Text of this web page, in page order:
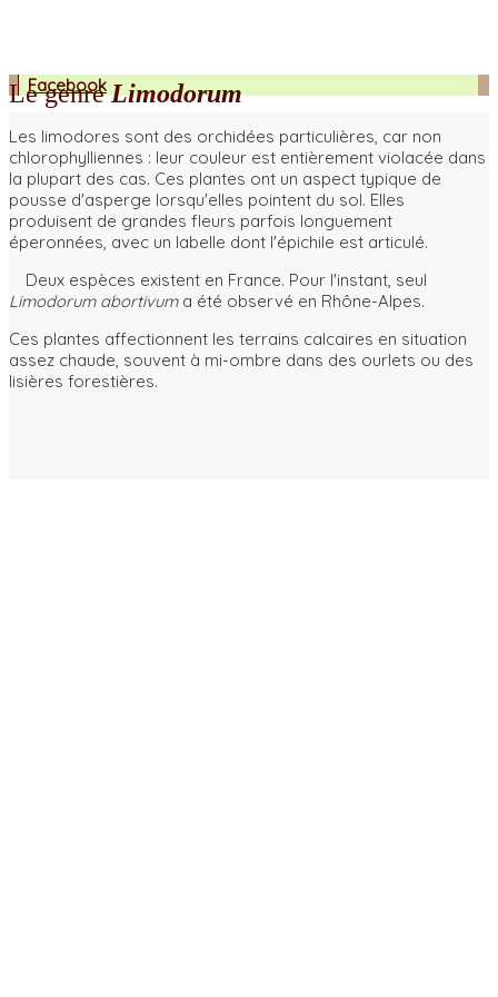
Facebook
Le genreLimodorum
Les limodores sont des orchidées particulières, car non
chlorophylliennes : leur couleur est entièrement violacée dans
la plupart des cas. Ces plantes ont un aspect typique de
pousse d'asperge lorsqu'elles pointent du sol. Elles
produisent de grandes fleurs parfois longuement
éperonnées, avec un labelle dont l'épichile est articulé.
Deux espèces existent en France. Pour l'instant, seul
Limodorum abortivuma été observé en Rhône-Alpes.
Ces plantes affectionnent les terrains calcaires en situation
assez chaude, souvent à mi-ombre dans des ourlets ou des
lisières forestières.